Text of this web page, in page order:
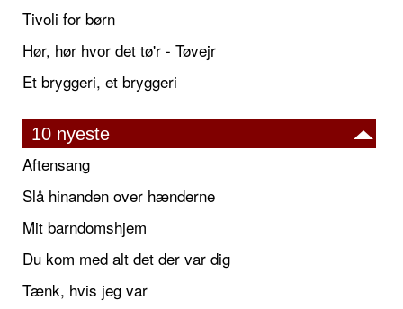
Tivoli for børn
Hør, hør hvor det tø'r - Tøvejr
Et bryggeri, et bryggeri
10 nyeste
Aftensang
Slå hinanden over hænderne
Mit barndomshjem
Du kom med alt det der var dig
Tænk, hvis jeg var